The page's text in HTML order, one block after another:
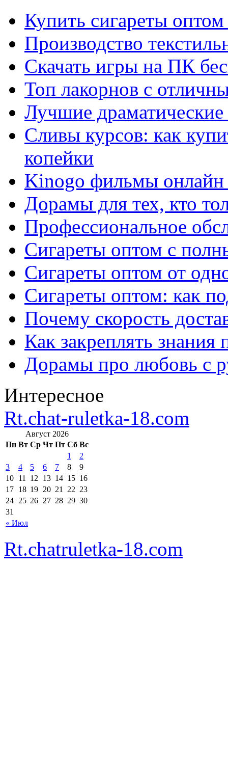
Купить сигареты
Производство
Скачать игры на ПК
Топ лакорнов с
Лучшие
Сливы курсов: как
копейки
Kinogo фильмы онлайн
Дорамы для тех, кто
Профессиональное
Сигареты оптом с
Сигареты оптом от
Сигареты оптом: как
Почему скорость
Как закреплять знания
Дорамы про любовь с
Интересное
Rt.chat-ruletka-18.com
Август 2026
Пн Вт Ср Чт Пт Сб Вс
« Июл
1
2
3
4 5 6 7 8
9
10 11 12 13 14 15 16
17 18 19 20 21 22 23
24 25 26 27 28 29 30
31
Rt.chatruletka-18.com